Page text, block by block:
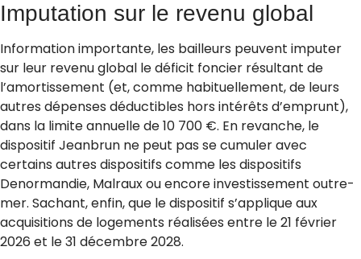
Imputation sur le revenu global
Information importante, les bailleurs peuvent imputer
sur leur revenu global le déficit foncier résultant de
l’amortissement (et, comme habituellement, de leurs
autres dépenses déductibles hors intérêts d’emprunt),
dans la limite annuelle de 10 700 €. En revanche, le
dispositif Jeanbrun ne peut pas se cumuler avec
certains autres dispositifs comme les dispositifs
Denormandie, Malraux ou encore investissement outre-
mer. Sachant, enfin, que le dispositif s’applique aux
acquisitions de logements réalisées entre le 21 février
2026 et le 31 décembre 2028.